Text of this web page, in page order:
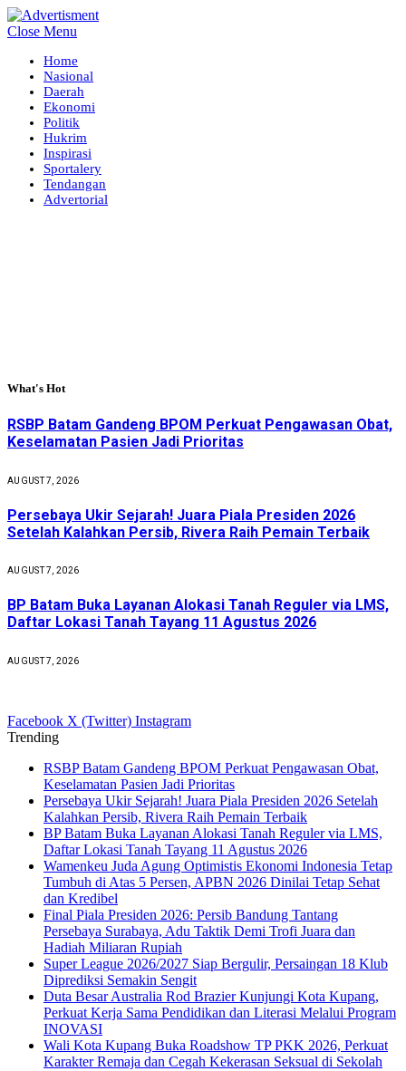
Close Menu
Home
Nasional
Daerah
Ekonomi
Politik
Hukrim
Inspirasi
Sportalery
Tendangan
Advertorial
What's Hot
RSBP Batam Gandeng BPOM Perkuat Pengawasan Obat,
Keselamatan Pasien Jadi Prioritas
AUGUST 7, 2026
Persebaya Ukir Sejarah! Juara Piala Presiden 2026
Setelah Kalahkan Persib, Rivera Raih Pemain Terbaik
AUGUST 7, 2026
BP Batam Buka Layanan Alokasi Tanah Reguler via LMS,
Daftar Lokasi Tanah Tayang 11 Agustus 2026
AUGUST 7, 2026
Facebook X (Twitter) Instagram
Trending
RSBP Batam Gandeng BPOM Perkuat Pengawasan Obat,
Keselamatan Pasien Jadi Prioritas
Persebaya Ukir Sejarah! Juara Piala Presiden 2026 Setelah
Kalahkan Persib, Rivera Raih Pemain Terbaik
BP Batam Buka Layanan Alokasi Tanah Reguler via LMS,
Daftar Lokasi Tanah Tayang 11 Agustus 2026
Wamenkeu Juda Agung Optimistis Ekonomi Indonesia Tetap
Tumbuh di Atas 5 Persen, APBN 2026 Dinilai Tetap Sehat
dan Kredibel
Final Piala Presiden 2026: Persib Bandung Tantang
Persebaya Surabaya, Adu Taktik Demi Trofi Juara dan
Hadiah Miliaran Rupiah
Super League 2026/2027 Siap Bergulir, Persaingan 18 Klub
Diprediksi Semakin Sengit
Duta Besar Australia Rod Brazier Kunjungi Kota Kupang,
Perkuat Kerja Sama Pendidikan dan Literasi Melalui Program
INOVASI
Wali Kota Kupang Buka Roadshow TP PKK 2026, Perkuat
Karakter Remaja dan Cegah Kekerasan Seksual di Sekolah